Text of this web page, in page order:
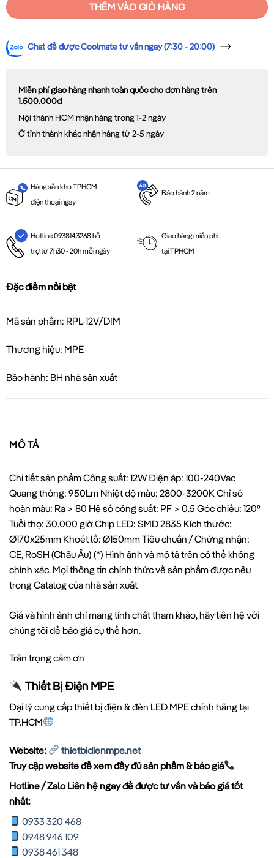
THÊM VÀO GIỎ HÀNG
Chat để được Coolmate tư vấn ngay (7:30 - 20:00)
Miễn phí giao hàng nhanh toàn quốc cho đơn hàng trên
1.500.000đ
Nội thành HCM nhận hàng trong 1-2 ngày
Ở tỉnh thành khác nhận hàng từ 2-5 ngày
Hàng sẵn kho TPHCM
điện thoại ngay
Bảo hành 2 năm
Hotline 0938143268 hỗ
trợ từ 7h30 - 20h mỗi ngày
Giao hàng miễn phí
tại TPHCM
Đặc điểm nổi bật
Mã sản phẩm: RPL-12V/DIM
Thương hiệu: MPE
Bảo hành: BH nhà sản xuất
MÔ TẢ
Chi tiết sản phẩm Công suất: 12W Điện áp: 100-240Vac
Quang thông: 950Lm Nhiệt độ màu: 2800-3200K Chỉ số
hoàn màu: Ra > 80 Hệ số công suất: PF > 0.5 Góc chiếu: 120⁰
Tuổi thọ: 30.000 giờ Chip LED: SMD 2835 Kích thước:
Ø170x25mm Khoét lổ: Ø150mm Tiêu chuẩn / Chứng nhận:
CE, RoSH (Châu Âu) (*) Hình ảnh và mô tả trên có thể không
chính xác. Mọi thông tin chính thức về sản phẩm được nêu
trong Catalog của nhà sản xuất
Giá và hình ảnh chỉ mang tính chất tham khảo, hãy liên hệ với
chúng tôi để báo giá cụ thể hơn.
Trân trọng cảm ơn
Thiết Bị Điện MPE
Đại lý cung cấp thiết bị điện & đèn LED MPE chính hãng tại
TP.HCM
Website:
thietbidienmpe.net
Truy cập website để xem đầy đủ sản phẩm & báo giá
Hotline / Zalo Liên hệ ngay để được tư vấn và báo giá tốt
nhất:
0933 320 468
0948 946 109
0938 461 348